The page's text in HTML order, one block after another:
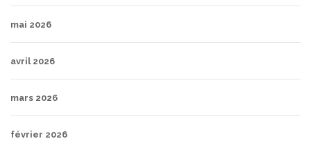
mai 2026
avril 2026
mars 2026
février 2026